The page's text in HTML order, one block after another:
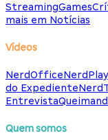
StreamingGames
mais em Notícias
Vídeos
NerdOffice
do Expediente
Entrevista
Quem somos